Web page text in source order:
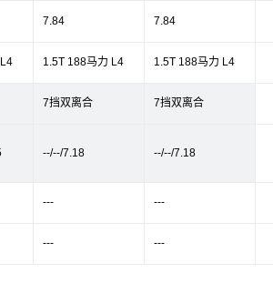
7.84 7.84
1.5T 188马力 L4 1.5T 188马力 L4
7挡双离合 7挡双离合
--/--/7.18 --/--/7.18
--- ---
--- ---